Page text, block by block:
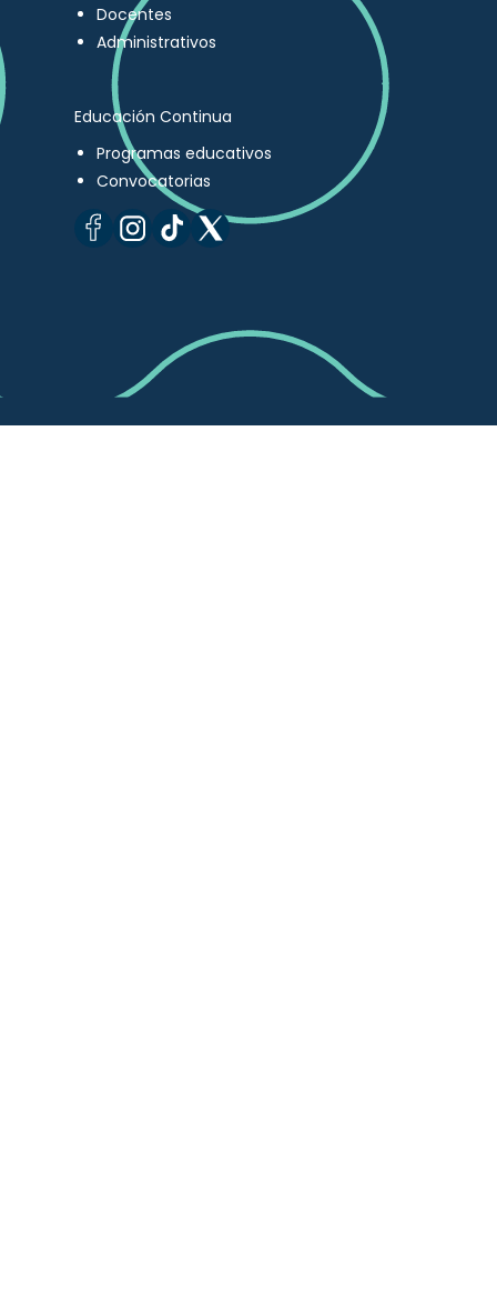
Docentes
Administrativos
Educación Continua
Programas educativos
Convocatorias